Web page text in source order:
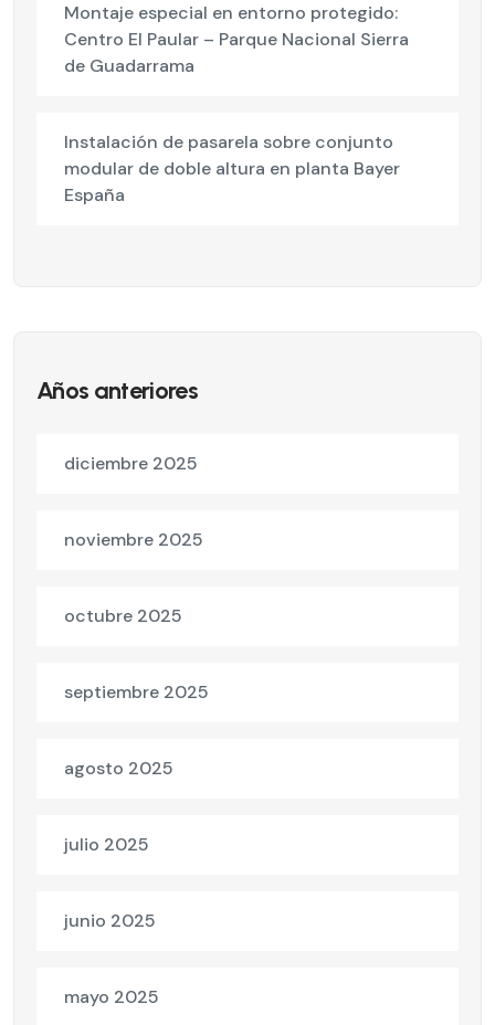
Montaje especial en entorno protegido:
Centro El Paular – Parque Nacional Sierra
de Guadarrama
Instalación de pasarela sobre conjunto
modular de doble altura en planta Bayer
España
Años anteriores
diciembre 2025
noviembre 2025
octubre 2025
septiembre 2025
agosto 2025
julio 2025
junio 2025
mayo 2025